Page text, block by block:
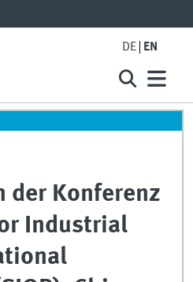
DE EN
der Konferenz
Industrial